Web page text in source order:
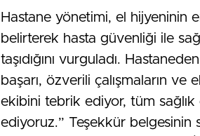
Hastane yönetimi, el hijyeninin
belirterek hasta güvenliği ile
taşıdığını vurguladı.
başarı, özverili çalışmaların
ekibini tebrik ediyor, tüm sağlık
ediyoruz.” Teşekkür belgesinin